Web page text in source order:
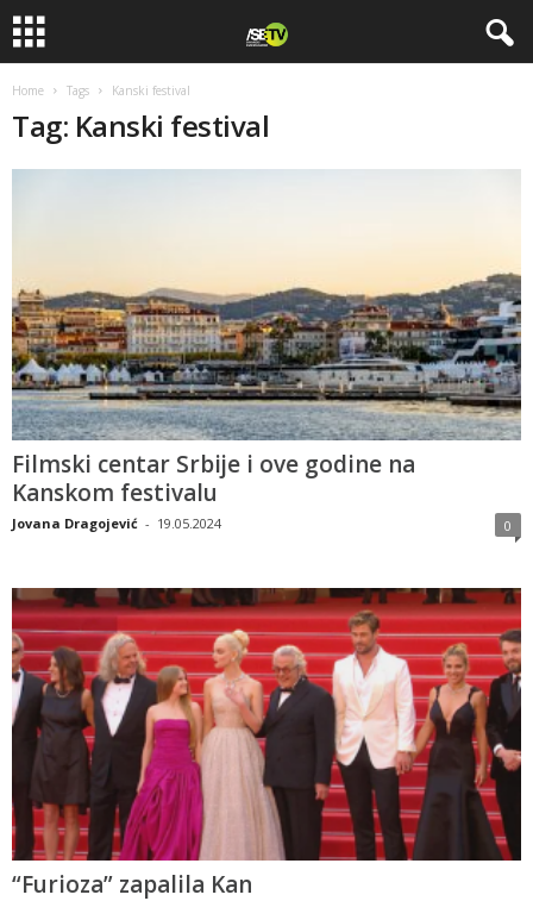
Home Tags Kanski festival
Tag: Kanski festival
Filmski centar Srbije i ove godine na
Kanskom festivalu
Jovana Dragojević - 19.05.2024 0
“Furioza” zapalila Kan